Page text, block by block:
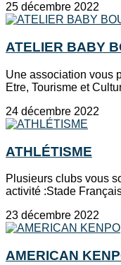
25 décembre 2022
ATELIER BABY
Une association vous
Etre, Tourisme et
24 décembre 2022
ATHLÉTISME
Plusieurs clubs vous
activité :Stade
23 décembre 2022
AMERICAN